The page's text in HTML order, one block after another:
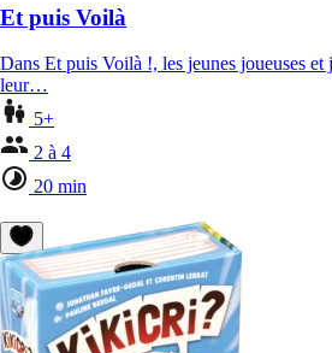
Et puis Voilà
Dans Et puis Voilà !, les jeunes joueuses et
leur…
5+
2 à 4
20 min